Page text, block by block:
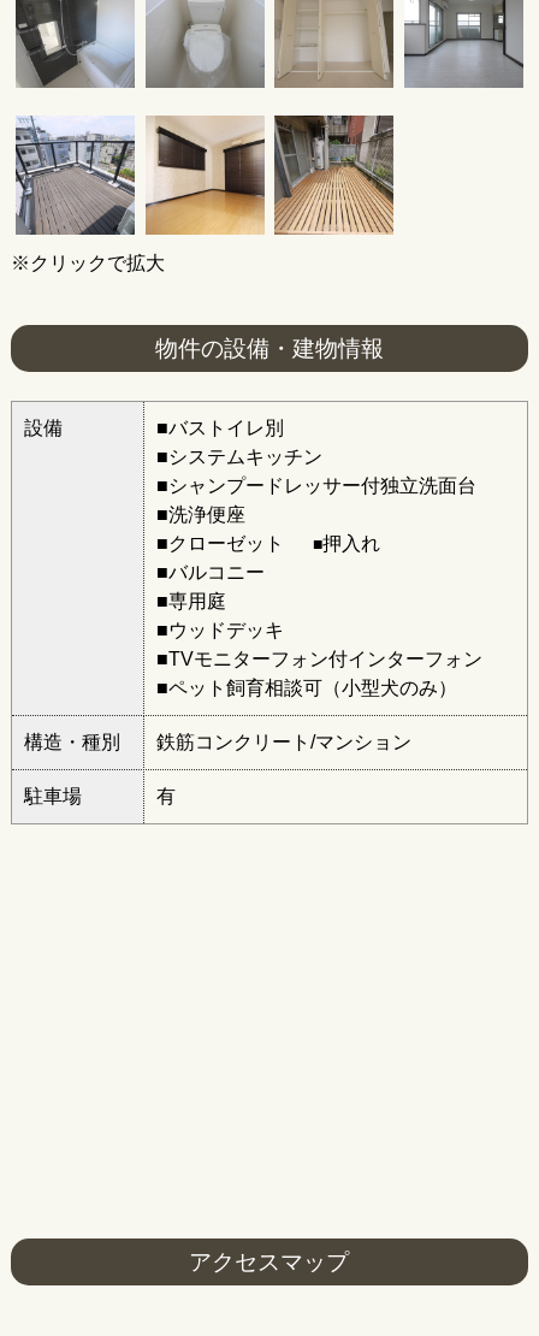
※クリックで拡大
物件の設備・建物情報
設備
■バストイレ別
■システムキッチン
■シャンプードレッサー付独立洗面台
■洗浄便座
■クローゼット ■押入れ
■バルコニー
■専用庭
■ウッドデッキ
■TVモニターフォン付インターフォン
■ペット飼育相談可（小型犬のみ）
構造・種別 鉄筋コンクリート/マンション
駐車場 有
アクセスマップ